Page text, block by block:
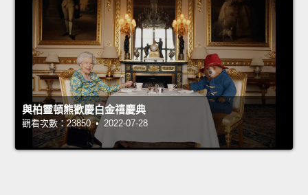
與柏靈頓熊歡慶白金禧慶典
觀看次數：23850 • 2022-07-28